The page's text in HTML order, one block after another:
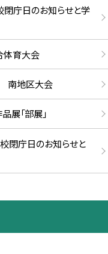
閉庁日のお知らせと学
体育大会
南地区大会
展「部展」
閉庁日のお知らせと